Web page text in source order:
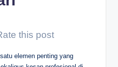
this post
elemen penting yang